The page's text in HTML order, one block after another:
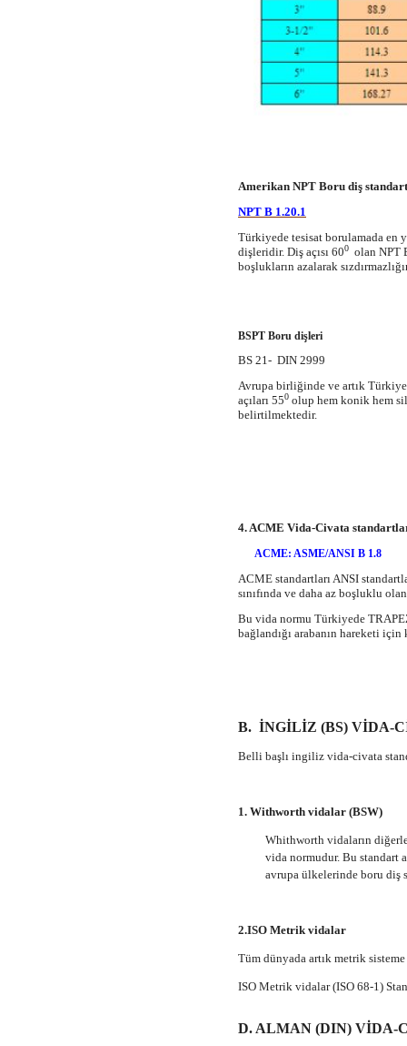
Amerikan NPT Boru diş
NPT B 1.20.1
Türkiyede tesisat borulamada en
dişleridir. Diş açısı 600 olan NPT
boşlukların azalarak
BSPT Boru dişleri
BS 21- DIN 2999
Avrupa birliğinde ve artık
açıları 550 olup hem konik hem
belirtilmektedir.
4. ACME Vida-Civata
ACME: ASME/ANSI B 1.8
ACME standartları ANSI
sınıfında ve daha az boşluklu
Bu vida normu Türkiyede
bağlandığı arabanın hareketi
B. İNGİLİZ (BS) VİDA-
Belli başlı ingiliz vida-civata
1. Withworth vidalar (BSW)
Whithworth vidaların
vida normudur. Bu standart
avrupa ülkelerinde boru diş
2.ISO Metrik vidalar
Tüm dünyada artık metrik
ISO Metrik vidalar (ISO 68-1)
D. ALMAN (DIN) VİDA-